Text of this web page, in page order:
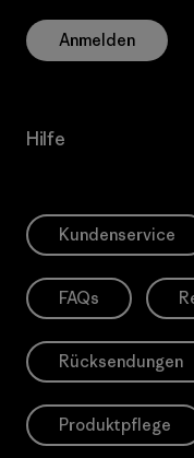
Anmelden
Hilfe
Kundenservice
FAQs
Rücksendungen
Produktpflege